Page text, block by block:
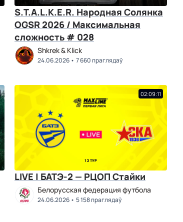
S.T.A.L.K.E.R. Народная Солянка
OGSR 2026 / Максимальная
сложность # 028
Shkrek & Klick
24.06.2026 7 660 праглядаў
02:09:11
LIVE | БАТЭ-2 — РЦОП Стайки
Белорусская федерация футбола
24.06.2026 5 158 праглядаў